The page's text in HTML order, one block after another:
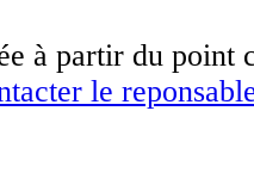
à partir du point
le